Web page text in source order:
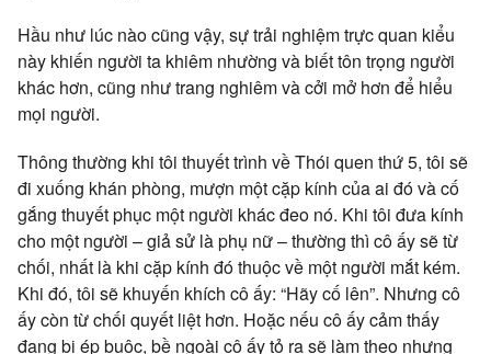
Hầu như lúc nào cũng vậy, sự trải nghiệm trực quan kiểu
này khiến người ta khiêm nhường và biết tôn trọng người
khác hơn, cũng như trang nghiêm và cởi mở hơn để hiểu
mọi người.
Thông thường khi tôi thuyết trình về Thói quen thứ 5, tôi sẽ
đi xuống khán phòng, mượn một cặp kính của ai đó và cố
gắng thuyết phục một người khác đeo nó. Khi tôi đưa kính
cho một người – giả sử là phụ nữ – thường thì cô ấy sẽ từ
chối, nhất là khi cặp kính đó thuộc về một người mắt kém.
Khi đó, tôi sẽ khuyến khích cô ấy: “Hãy cố lên”. Nhưng cô
ấy còn từ chối quyết liệt hơn. Hoặc nếu cô ấy cảm thấy
đang bị ép buộc, bề ngoài cô ấy tỏ ra sẽ làm theo nhưng